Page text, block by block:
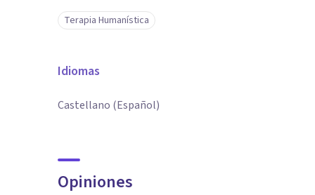
Terapia Humanística
Idiomas
Castellano (Español)
Opiniones